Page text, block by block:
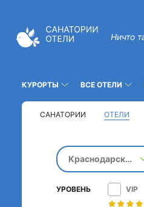
Ничто
КУРОРТЫ ВСЕ ОТЕЛИ
САНАТОРИИ ОТЕЛИ
Краснодарский край
УРОВЕНЬ VIP